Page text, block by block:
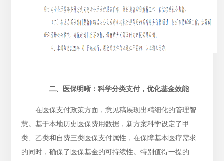
二、医保明晰：科学分类支付，优化基金效能
在医保支付政策方面，意见稿展现出精细化的管理智
慧。基于本地历史医保费用数据，新方案科学设定了甲
类、乙类和自费三类医保支付属性，在保障基本医疗需求
的同时，确保了医保基金的可持续性。特别值得一提的